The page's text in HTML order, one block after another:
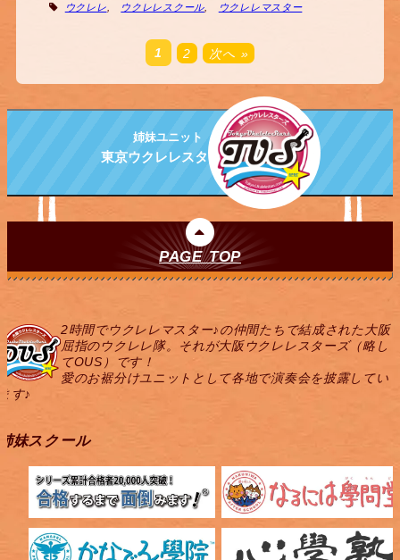
ウクレレ ウクレレスクール, ウクレレマスター
1 2 次へ »
姉妹ユニット
東京ウクレレスターズ
PAGE TOP
2時間でウクレレマスター♪の仲間たちで結成された大阪
屈指のウクレレ隊。それが大阪ウクレレスターズ（略し
てOUS）です！
愛のお裾分けユニットとして各地で演奏会を披露してい
す♪
妹スクール